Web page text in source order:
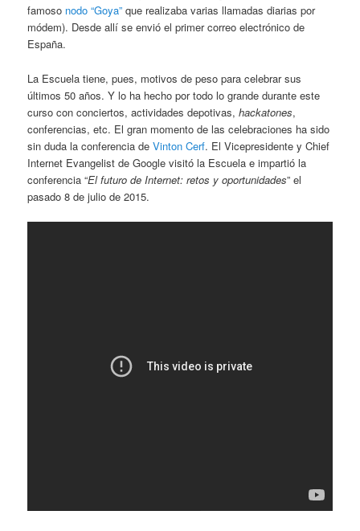
famoso nodo “Goya” que realizaba varias llamadas diarias por
módem). Desde allí se envió el primer correo electrónico de
España.
La Escuela tiene, pues, motivos de peso para celebrar sus
últimos 50 años. Y lo ha hecho por todo lo grande durante este
curso con conciertos, actividades depotivas,hackatones,
conferencias, etc. El gran momento de las celebraciones ha sido
sin duda la conferencia deVinton Cerf. El Vicepresidente y Chief
Internet Evangelist de Google visitó la Escuela e impartió la
conferencia “El futuro de Internet: retos y oportunidades” el
pasado 8 de julio de 2015.